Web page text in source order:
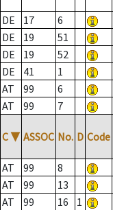
DE 17 6
DE
19 51
DE
19 52
DE
41 1
AT
99 6
AT
99 7
C ▼ ASSOC No. D Code
AT 99 8
AT
99 13
AT
99 16 1